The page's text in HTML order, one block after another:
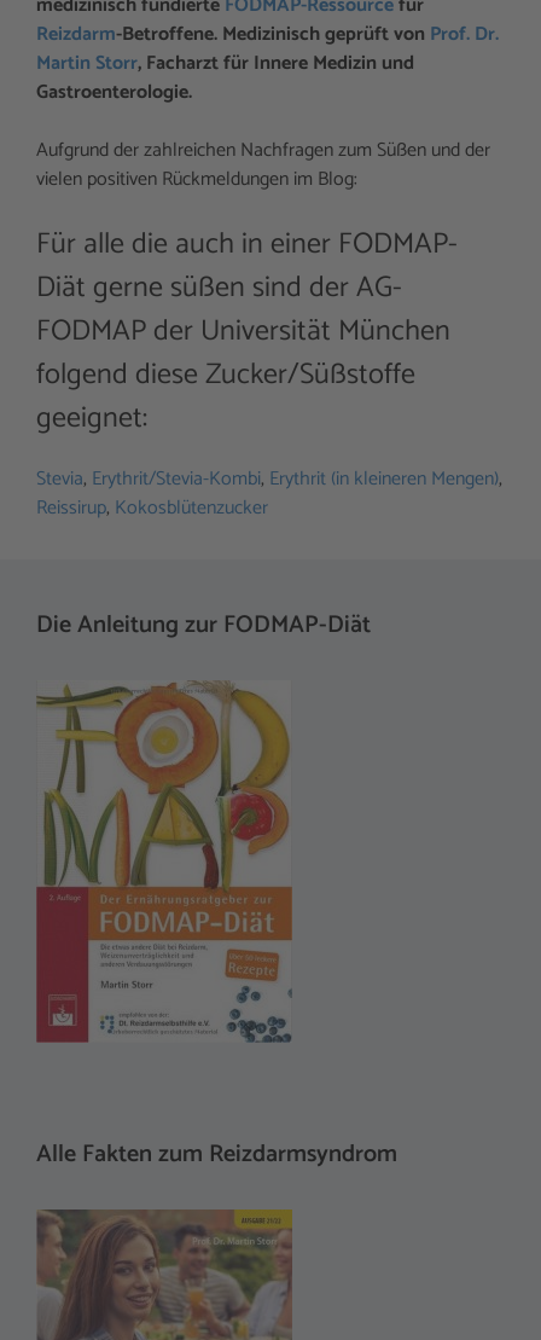
Reizdarm-Betroffene. Medizinisch geprüft von Prof. Dr.
Martin Storr, Facharzt für Innere Medizin und
Gastroenterologie.
Aufgrund der zahlreichen Nachfragen zum Süßen und der
vielen positiven Rückmeldungen im Blog:
Für alle die auch in einer FODMAP-
Diät gerne süßen sind der AG-
FODMAP der Universität München
folgend diese Zucker/Süßstoffe
geeignet:
Stevia, Erythrit/Stevia-Kombi, Erythrit (in kleineren Mengen),
Reissirup, Kokosblütenzucker
Die Anleitung zur FODMAP-Diät
Alle Fakten zum Reizdarmsyndrom